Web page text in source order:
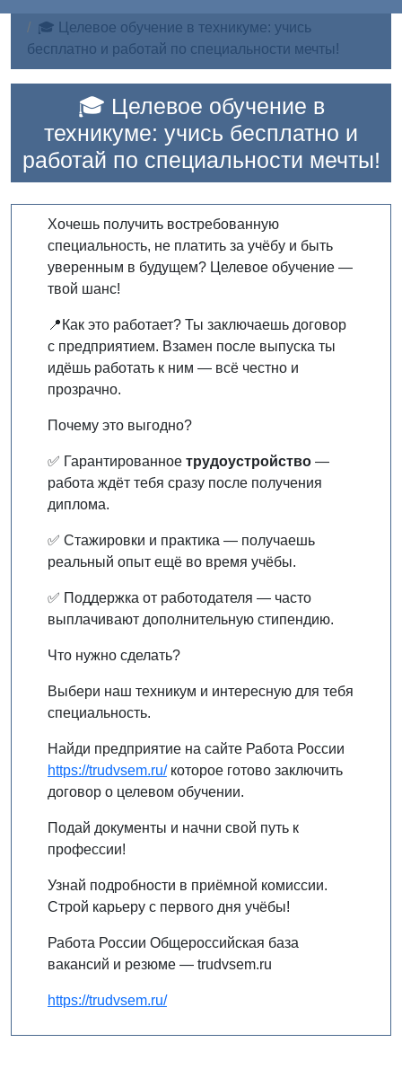
🎓 Целевое обучение в техникуме: учись
бесплатно и работай по специальности мечты!
🎓 Целевое обучение в
техникуме: учись бесплатно и
работай по специальности мечты!
Хочешь получить востребованную
специальность, не платить за учёбу и быть
уверенным в будущем? Целевое обучение —
твой шанс!
📍Как это работает? Ты заключаешь договор
с предприятием. Взамен после выпуска ты
идёшь работать к ним — всё честно и
прозрачно.
Почему это выгодно?
✅ Гарантированное трудоустройство —
работа ждёт тебя сразу после получения
диплома.
✅ Стажировки и практика — получаешь
реальный опыт ещё во время учёбы.
✅ Поддержка от работодателя — часто
выплачивают дополнительную стипендию.
Что нужно сделать?
Выбери наш техникум и интересную для тебя
специальность.
Найди предприятие на сайте Работа России
https://trudvsem.ru/которое готово заключить
договор о целевом обучении.
Подай документы и начни свой путь к
профессии!
Узнай подробности в приёмной комиссии.
Строй карьеру с первого дня учёбы!
Работа России Общероссийская база
вакансий и резюме — trudvsem.ru
https://trudvsem.ru/